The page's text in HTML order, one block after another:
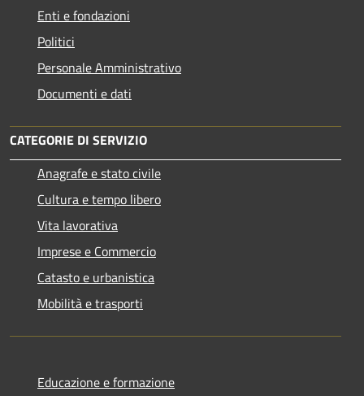
Enti e fondazioni
Politici
Personale Amministrativo
Documenti e dati
CATEGORIE DI SERVIZIO
Anagrafe e stato civile
Cultura e tempo libero
Vita lavorativa
Imprese e Commercio
Catasto e urbanistica
Mobilità e trasporti
Educazione e formazione